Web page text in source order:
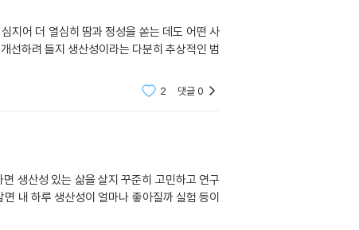
어 더 열심히 땀과 정성을 쏟는 데도 어떤 사
선하려 들지 생산성이라는 다분히 추상적인 범
2 댓글0
생산성 있는 삶을 살지 꾸준히 고민하고 연구
내 하루 생산성이 얼마나 좋아질까 실험 등이